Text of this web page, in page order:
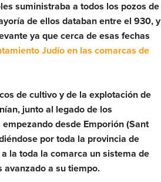
suministraba a todos los pozos de
de ellos databan entre el 930, y
ya que cerca de esas fechas
Judío en las comarcas de
de cultivo y de la explotación de
junto al legado de los
desde Emporión (Sant
por toda la provincia de
la toda la comarca un sistema de
avanzado a su tiempo.